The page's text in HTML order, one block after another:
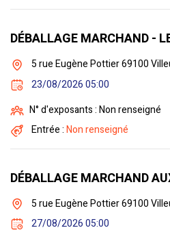
DÉBALLAGE MARCHAND -
5 rue Eugène Pottier 69100
23/08/2026 05:00
N° d'exposants : Non renseigné
Entrée :Non renseigné
DÉBALLAGE MARCHAND
5 rue Eugène Pottier 69100
27/08/2026 05:00